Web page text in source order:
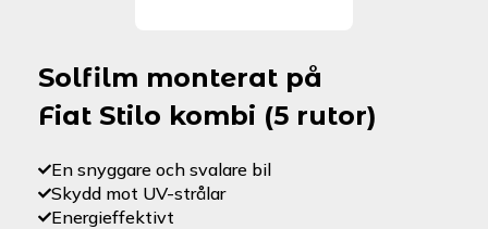
Solfilm monterat på
Fiat Stilo kombi (5 rutor)
En snyggare och svalare bil
Skydd mot UV-strålar
Energieffektivt